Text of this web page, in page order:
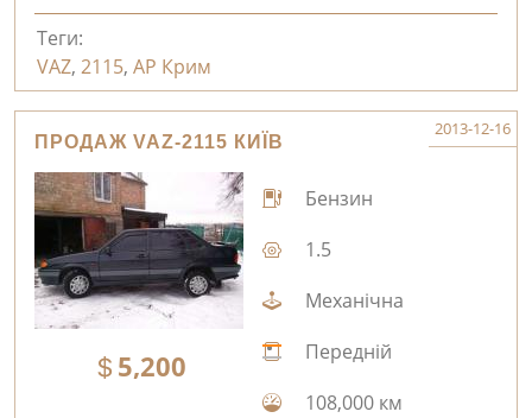
Теги:
VAZ, 2115, АР Крим
ПРОДАЖ VAZ-2115 КИЇВ
2013-12-16
5,200
Бензин
1.5
Механічна
Передній
108,000 км